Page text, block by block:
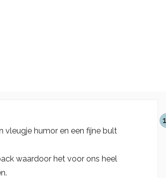
vleugje humor en een fijne bult
waardoor het voor ons heel